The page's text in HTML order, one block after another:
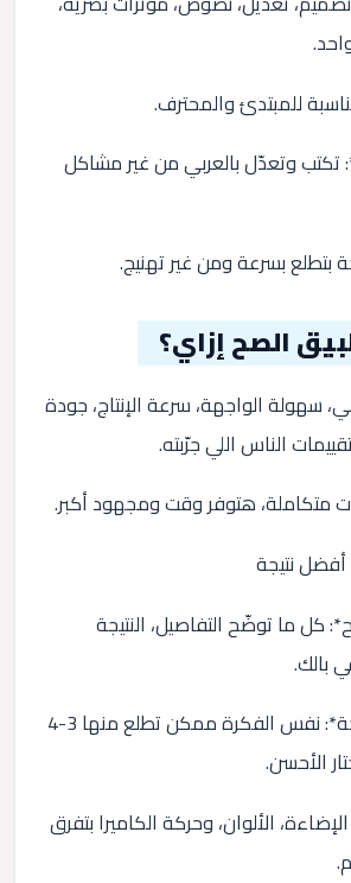
للمبتدئ والمحترف.
وتعدّل بالعربي من غير مشاكل
بتطلع بسرعة ومن غير تهنيج.
الصح إزاي؟
سهولة الواجهة، سرعة الإنتاج، جودة
الناس اللي جرّبته.
متكاملة، هتوفر وقت ومجهود أكبر.
نتيجة
ما توضّح التفاصيل، النتيجة
بالك.
*جرّب أكتر من نسخة*: نفس الفكرة ممكن تطلع منها 3-4
الأحسن.
الألوان، وحركة الكاميرا بتفرق